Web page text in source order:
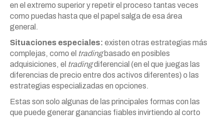
en el extremo superior y repetir el proceso tantas veces
como puedas hasta que el papel salga de esa área
general.
Situaciones especiales: existen otras estrategias más
complejas, como el tradingbasado en posibles
adquisiciones, el tradingdiferencial (en el que juegas las
diferencias de precio entre dos activos diferentes) o las
estrategias especializadas en opciones.
Estas son solo algunas de las principales formas con las
que puede generar ganancias fiables invirtiendo al corto